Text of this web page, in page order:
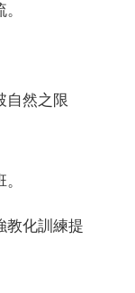
自然之限
教化訓練提